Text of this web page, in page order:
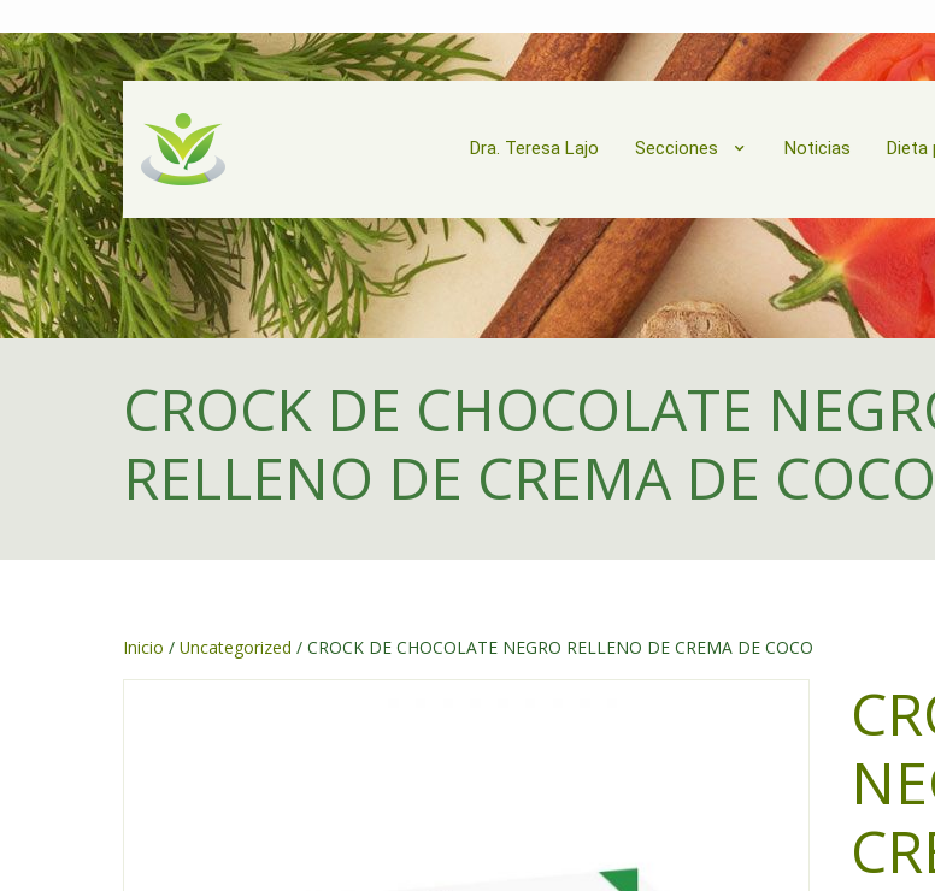
Dra. Teresa Lajo Secciones Noticias Dieta
CROCK DE CHOCOLATE
RELLENO DE CREMA DE COCO
Inicio / Uncategorized / CROCK DE CHOCOLATE NEGRO RELLENO DE CREMA DE COCO